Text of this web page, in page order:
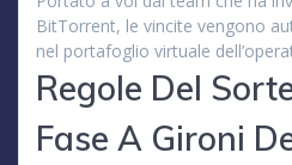
BitTorrent, le vincite vengono
nel portafoglio virtuale
Regole Del
Fase A Gironi